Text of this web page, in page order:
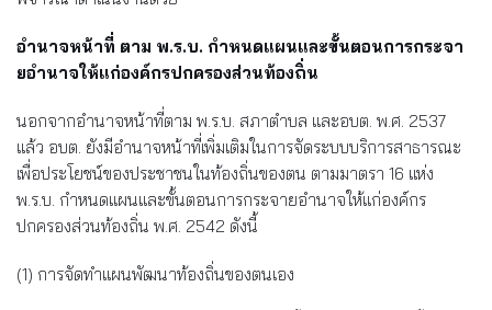
อำนาจหน้าที่ ตาม พ.ร.บ. กำหนดแผนและขั้นตอนการกระจา
ยอำนาจให้แก่องค์กรปกครองส่วนท้องถิ่น
นอกจากอำนาจหน้าที่ตาม พ.ร.บ. สภาตำบล และอบต. พ.ศ. 2537
แล้ว อบต. ยังมีอำนาจหน้าที่เพิ่มเติมในการจัดระบบบริการสาธารณะ
เพื่อประโยชน์ของประชาชนในท้องถิ่นของตน ตามมาตรา 16 แห่ง
พ.ร.บ. กำหนดแผนและขั้นตอนการกระจายอำนาจให้แก่องค์กร
ปกครองส่วนท้องถิ่น พ.ศ. 2542 ดังนี้
(1) การจัดทำแผนพัฒนาท้องถิ่นของตนเอง